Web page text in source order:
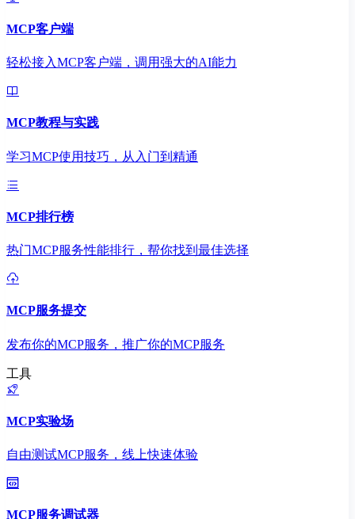
MCP客户端
轻松接入MCP客户端，调用强大的AI能力
MCP教程与实践
学习MCP使用技巧，从入门到精通
MCP排行榜
热门MCP服务性能排行，帮你找到最佳选择
MCP服务提交
发布你的MCP服务，推广你的MCP服务
工具
MCP实验场
自由测试MCP服务，线上快速体验
MCP服务调试器